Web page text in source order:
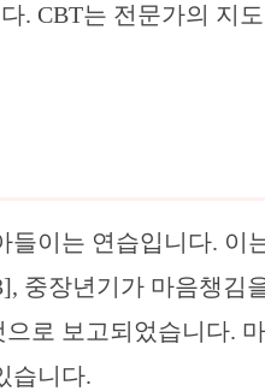
. CBT는 전문가의 지도
들이는 연습입니다. 이
중장년기가 마음챙김
로 보고되었습니다. 마
습니다.